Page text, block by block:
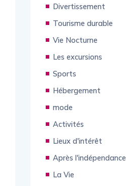
Divertissement
Tourisme durable
Vie Nocturne
Les excursions
Sports
Hébergement
mode
Activités
Lieux d'intérêt
Après l'indépendance
La Vie